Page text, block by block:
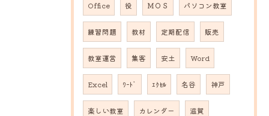
Office 役 ＭＯＳ パソコン教室
練習問題 教材 定期配信 販売
教室運営 集客 安土 Word
Excel ﾜｰﾄﾞ ｴｸｾﾙ 名谷 神戸
楽しい教室 カレンダー 滋賀